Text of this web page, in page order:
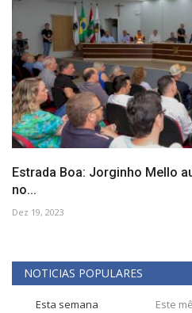
Estrada Boa: Jorginho Mello
no...
Dez 19, 2023
NOTICIAS POPULARES
Esta semana Este